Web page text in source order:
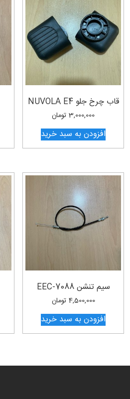
قاب چرخ جلو NUVOLA E4
3,000,000 تومان
افزودن به سبد خرید
سیم تنشن EEC-7088
4,500,000 تومان
افزودن به سبد خرید